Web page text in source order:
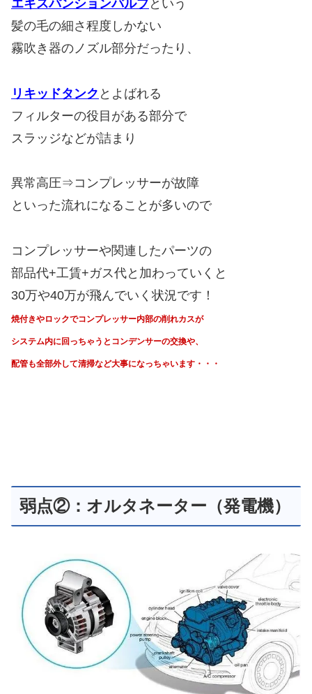
エキスパンションバルブ という
髪の毛の細さ程度しかない
霧吹き器のノズル部分だったり、
リキッドタンク とよばれる
フィルターの役目がある部分で
スラッジなどが詰まり
異常高圧⇒コンプレッサーが故障
といった流れになることが多いので
コンプレッサーや関連したパーツの
部品代+工賃+ガス代と加わっていくと
30万や40万が飛んでいく状況です！
焼付きやロックでコンプレッサー内部の削れカスが
システム内に回っちゃうと コンデンサーの交換や、
配管も全部外して清掃など大事になっちゃいます・・・
弱点②：オルタネーター（発電機）